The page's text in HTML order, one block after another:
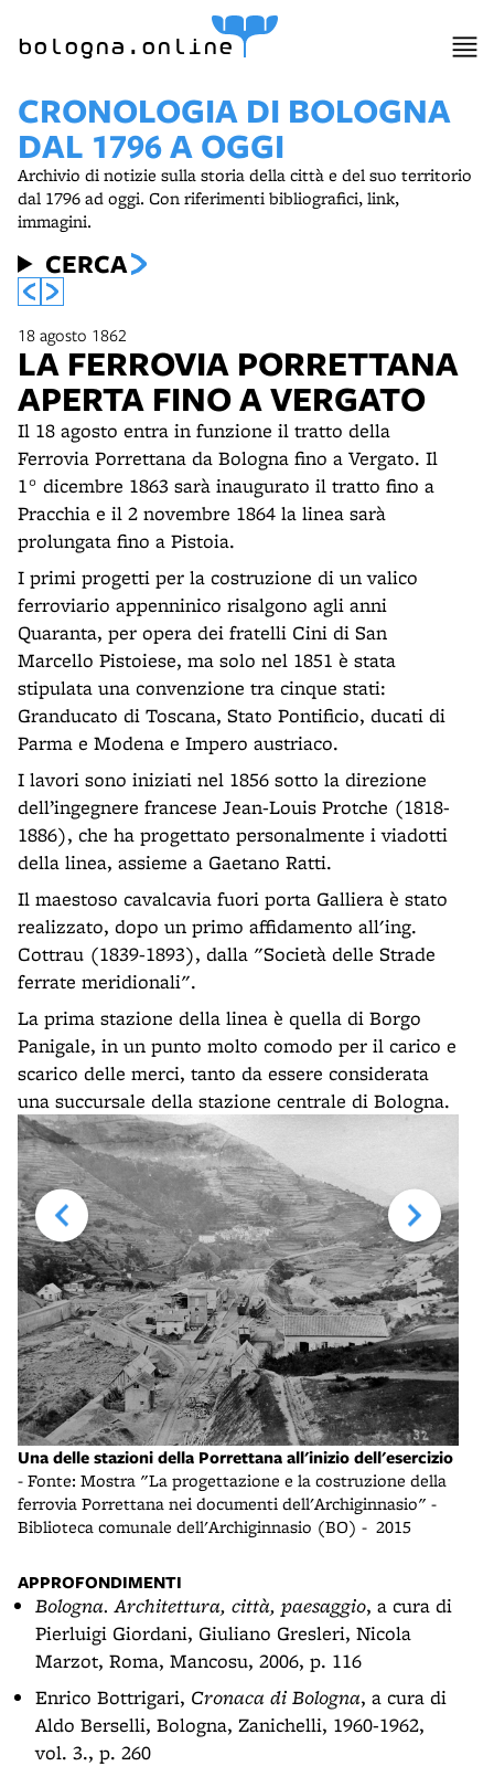
bologna.online
CRONOLOGIA DI BOLOGNA
DAL 1796 A OGGI
Archivio di notizie sulla storia della città e del suo territorio
dal 1796 ad oggi. Con riferimenti bibliografici, link,
immagini.
CERCA
18 agosto 1862
LA FERROVIA PORRETTANA
APERTA FINO A VERGATO
Il 18 agosto entra in funzione il tratto della
Ferrovia Porrettana da Bologna fino a Vergato. Il
1° dicembre 1863 sarà inaugurato il tratto fino a
Pracchia e il 2 novembre 1864 la linea sarà
prolungata fino a Pistoia.
I primi progetti per la costruzione di un valico
ferroviario appenninico risalgono agli anni
Quaranta, per opera dei fratelli Cini di San
Marcello Pistoiese, ma solo nel 1851 è stata
stipulata una convenzione tra cinque stati:
Granducato di Toscana, Stato Pontificio, ducati di
Parma e Modena e Impero austriaco.
I lavori sono iniziati nel 1856 sotto la direzione
dell’ingegnere francese Jean-Louis Protche (1818-
1886), che ha progettato personalmente i viadotti
della linea, assieme a Gaetano Ratti.
Il maestoso cavalcavia fuori porta Galliera è stato
realizzato, dopo un primo affidamento all'ing.
Cottrau (1839-1893), dalla "Società delle Strade
ferrate meridionali".
La prima stazione della linea è quella di Borgo
Panigale, in un punto molto comodo per il carico e
scarico delle merci, tanto da essere considerata
una succursale della stazione centrale di Bologna.
Una delle stazioni della Porrettana all'inizio dell'esercizio
- Fonte: Mostra "La progettazione e la costruzione della
ferrovia Porrettana nei documenti dell'Archiginnasio" -
Biblioteca comunale dell'Archiginnasio (BO) - 2015
APPROFONDIMENTI
Bologna. Architettura, città, paesaggio, a cura di
Pierluigi Giordani, Giuliano Gresleri, Nicola
Marzot, Roma, Mancosu, 2006, p. 116
Enrico Bottrigari, Cronaca di Bologna, a cura di
Aldo Berselli, Bologna, Zanichelli, 1960-1962,
vol. 3., p. 260